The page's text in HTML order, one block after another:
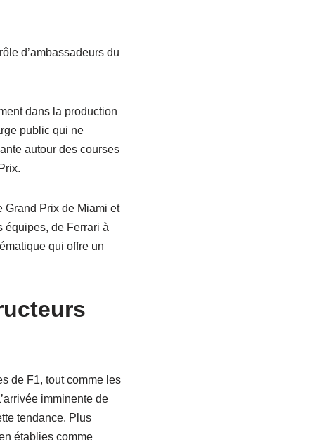
d’ambassadeurs du
dans la production
public qui ne
autour des courses
Grand Prix de Miami et
équipes, de Ferrari à
qui offre un
de F1, tout comme les
imminente de
tendance. Plus
établies comme